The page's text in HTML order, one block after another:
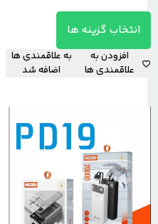
انتخاب گزینه ها
افزودن به
علاقمندی ها
به علاقمندی ها
اضافه شد